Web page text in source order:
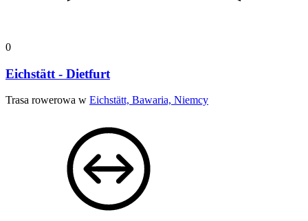
0
Eichstätt - Dietfurt
Trasa rowerowa w Eichstätt, Bawaria, Niemcy